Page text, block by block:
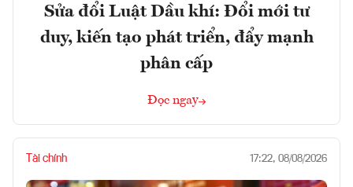
Sửa đổi Luật Dầu khí: Đổi mới tư
duy, kiến tạo phát triển, đẩy mạnh
phân cấp
Đọc ngay
Tài chính 17:22, 08/08/2026